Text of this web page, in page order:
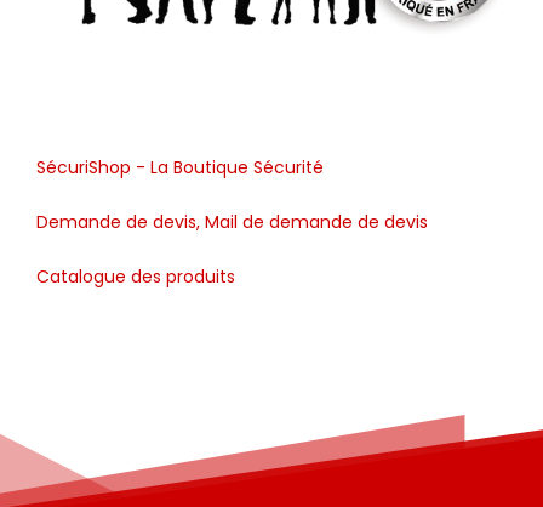
SécuriShop - La Boutique Sécurité
Demande de devis, Mail de demande de devis
Catalogue des produits